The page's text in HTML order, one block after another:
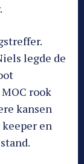
legde de
rook
kansen
en